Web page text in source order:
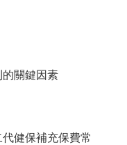
關鍵因素
健保補充保費常